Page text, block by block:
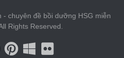
chuyên đề bồi dưỡng HSG miễn
Rights Reserved.